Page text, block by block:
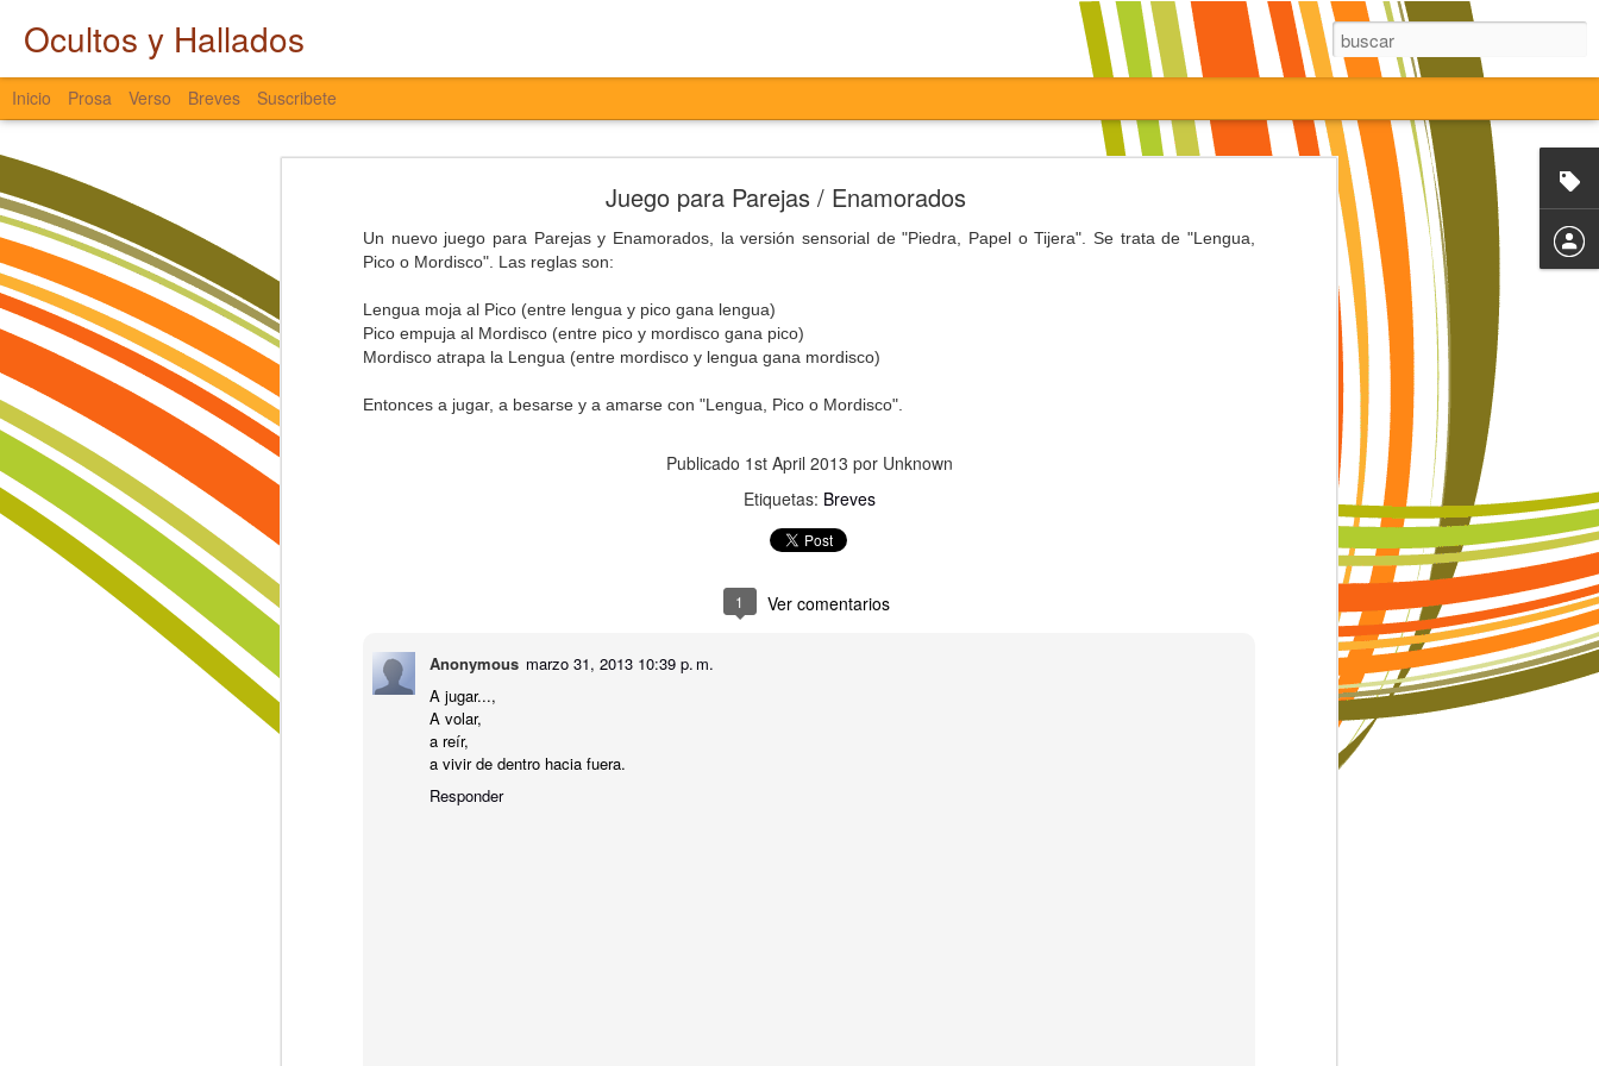
Juego para Parejas / Enamorados
Un nuevo juego para Parejas y Enamorados, la versión sensorial de "Piedra, Papel o Tijera". Se trata de "Lengua,
Pico o Mordisco". Las reglas son:
Lengua moja al Pico (entre lengua y pico gana lengua)
Pico empuja al Mordisco (entre pico y mordisco gana pico)
Mordisco atrapa la Lengua (entre mordisco y lengua gana mordisco)
Entonces a jugar, a besarse y a amarse con "Lengua, Pico o Mordisco".
Publicado 1st April 2013 por Unknown
Etiquetas: Breves
1 Ver comentarios
Anonymous marzo 31, 2013 10:39 p. m.
A jugar...,
A volar,
a reír,
a vivir de dentro hacia fuera.
Responder
Ocultos y Hallados
Inicio Prosa Verso Breves Suscribete
Entretiempo
LATAM hacia Cali
Castlevania
Nostalgia
El Pájaro y el Viento
Miscelánea a Destiempo
Ocultos y Hallados
Formas en las Rocas
Lo Invisible
Entretiempo
es agua que no fluye y no avanza,
que se queda quieta y se estanca,
que de los ojos no escapa,
que, aunque el entorno presione,
ni la tristeza la saca.
El agua se torna espesa y se seca,
se libera con fuerza, en señal de protesta,
nostalgia viscosa de pasados sin puertas,
años perdidos que se fueron de fiesta,
paisajes sin aura que nadie restaura.
Y yo que pensaba, que todo podía
sanarse con paciencia y con calma,
buscando raíces en tierras ajadas,
trayendo semillas de áreas curadas,
cortando el origen de las amenazas,
huyendo sin prisa a zonas lejanas,
llevando en la espalda lo que llamamos casa,
cargando en la espalda... el tiempo que pasa.